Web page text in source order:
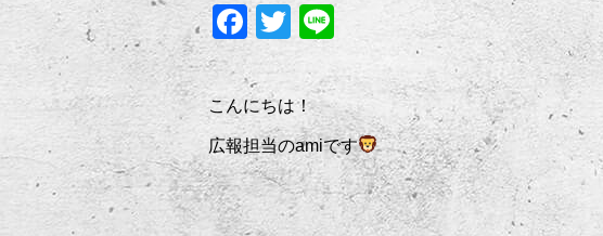
Facebook
Twitter
Line
こんにちは！
広報担当のamiです